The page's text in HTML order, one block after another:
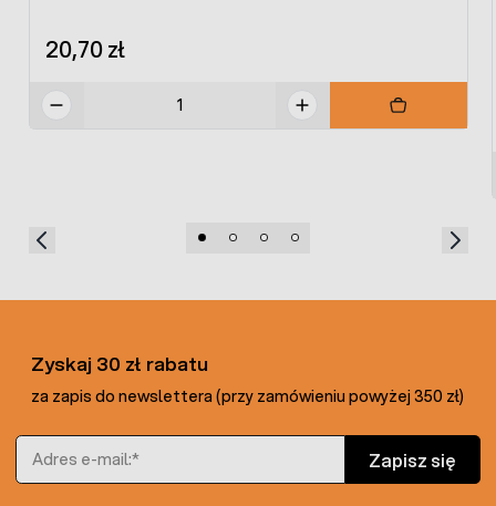
20,70 zł
Zyskaj 30 zł rabatu
za zapis do newslettera (przy zamówieniu powyżej 350 zł)
Adres e-mail
Zapisz się